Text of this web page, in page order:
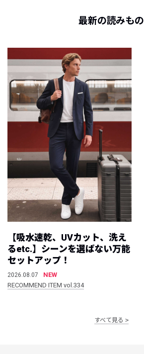
最新の読みもの
【吸水速乾、UVカット、洗え
るetc.】シーンを選ばない万能
セットアップ！
2026.08.07
NEW
RECOMMEND ITEM vol.334
すべて見る